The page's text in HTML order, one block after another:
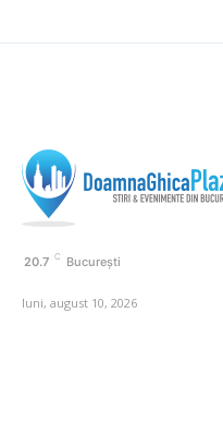
20.7 C București
luni, august 10, 2026